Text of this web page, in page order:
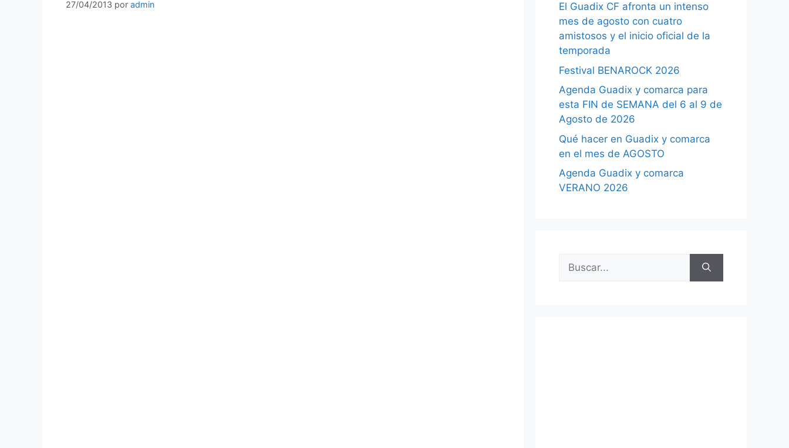
27/04/2013 por admin
El Guadix CF afronta un intenso
mes de agosto con cuatro
amistosos y el inicio oficial de la
temporada
Festival BENAROCK 2026
Agenda Guadix y comarca para
esta FIN de SEMANA del 6 al 9 de
Agosto de 2026
Qué hacer en Guadix y comarca
en el mes de AGOSTO
Agenda Guadix y comarca
VERANO 2026
Buscar: